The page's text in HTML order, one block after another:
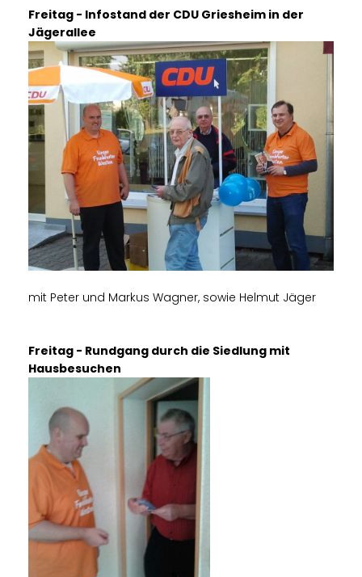
Freitag - Infostand der CDU Griesheim in der
Jägerallee
mit Peter und Markus Wagner, sowie Helmut Jäger
Freitag - Rundgang durch die Siedlung mit
Hausbesuchen